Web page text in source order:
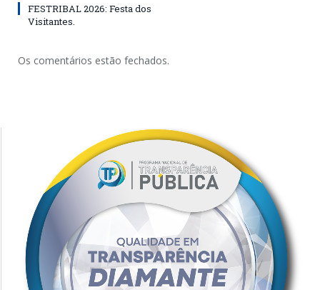
FESTRIBAL 2026: Festa dos
Visitantes.
Os comentários estão fechados.